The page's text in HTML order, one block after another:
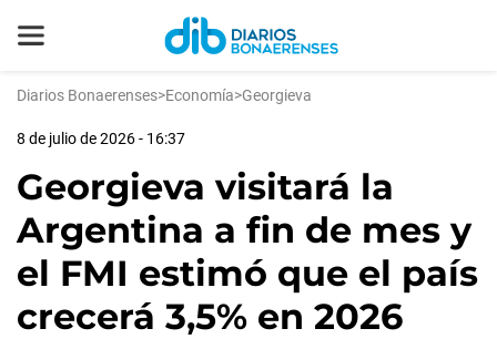
Diarios Bonaerenses>Economía>Georgieva
8 de julio de 2026 - 16:37
Georgieva visitará la
Argentina a fin de mes y
el FMI estimó que el país
crecerá 3,5% en 2026